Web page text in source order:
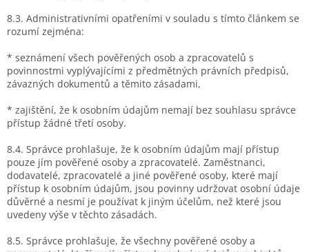
8.3. Administrativními opatřeními v souladu s tímto článkem se
rozumí zejména:
* seznámení všech pověřených osob a zpracovatelů s
povinnostmi vyplývajícími z předmětných právních předpisů,
závazných dokumentů a těmito zásadami,
* zajištění, že k osobním údajům nemají bez souhlasu správce
přístup žádné třetí osoby.
8.4. Správce prohlašuje, že k osobním údajům mají přístup
pouze jím pověřené osoby a zpracovatelé. Zaměstnanci,
dodavatelé, zpracovatelé a jiné pověřené osoby, které mají
přístup k osobním údajům, jsou povinny udržovat osobní údaje
důvěrné a nesmí je používat k jiným účelům, než které jsou
uvedeny výše v těchto zásadách.
8.5. Správce prohlašuje, že všechny pověřené osoby a